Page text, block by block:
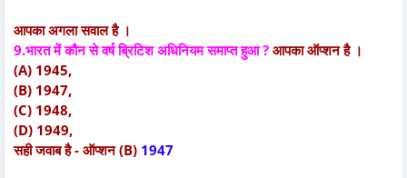
आपका अगला सवाल है ।
9.भारत में कौन से वर्ष ब्रिटिश अधिनियम समाप्त हुआ ? आपका ऑप्शन है ।
(A) 1945,
(B) 1947,
(C) 1948,
(D) 1949,
सही जवाब है - ऑप्शन (B) 1947